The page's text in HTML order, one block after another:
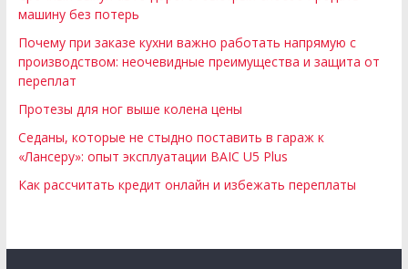
машину без потерь
Почему при заказе кухни важно работать напрямую с
производством: неочевидные преимущества и защита от
переплат
Протезы для ног выше колена цены
Седаны, которые не стыдно поставить в гараж к
«Лансеру»: опыт эксплуатации BAIC U5 Plus
Как рассчитать кредит онлайн и избежать переплаты